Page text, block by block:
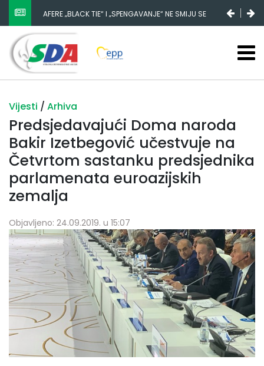
AFERE „BLACK TIE“ I „SPENGAVANJE“ NE SMIJU SE
ZATAŠKATI
Vijesti / Arhiva
Predsjedavajući Doma naroda
Bakir Izetbegović učestvuje na
Četvrtom sastanku predsjednika
parlamenata euroazijskih
zemalja
Objavljeno: 24.09.2019. u 15:07